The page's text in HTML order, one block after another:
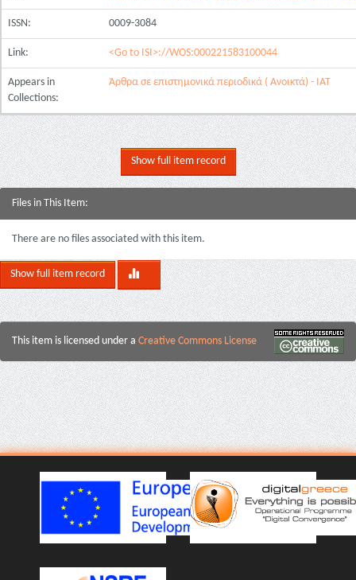
ISSN: 0009-3084
Link: <Go to ISI>://WOS:000221583100044
Appears in
Collections:
Άρθρα σε επιστημονικά περιοδικά ( Ανοικτά) - ΙΑΤ
Show full item record
Files in This Item:
There are no files associated with this item.
Show full item record
This item is licensed under a Creative Commons License